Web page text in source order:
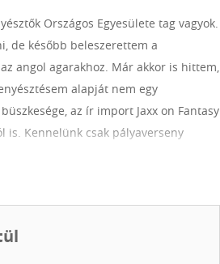
Országos Egyesülete tag vagyok.
de később beleszerettem a
angol agarakhoz. Már akkor is hittem,
alapját nem egy
az ír import Jaxx on Fantasy
is. Kennelünk csak pályaverseny
egy alom született nálunk. Úgy
agarat, és tudjanak is vigyázni rá. A